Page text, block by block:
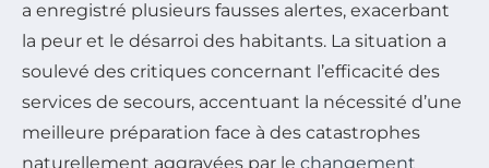
a enregistré plusieurs fausses alertes, exacerbant
la peur et le désarroi des habitants. La situation a
soulevé des critiques concernant l’efficacité des
services de secours, accentuant la nécessité d’une
meilleure préparation face à des catastrophes
naturellement aggravées par le changement